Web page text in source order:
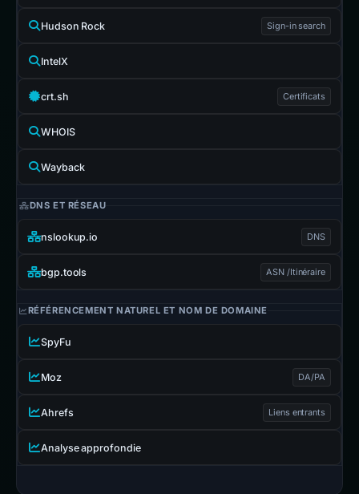
Hudson Rock Sign-in search
IntelX
crt.sh Certificats
WHOIS
Wayback
DNS ET RÉSEAU
nslookup.io DNS
bgp.tools ASN /Itinéraire
RÉFÉRENCEMENT NATUREL ET NOM DE DOMAINE
SpyFu
Moz DA/PA
Ahrefs Liens entrants
Analyse approfondie